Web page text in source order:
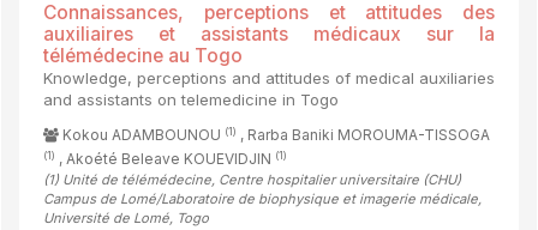
Connaissances, perceptions et attitudes des
auxiliaires et assistants médicaux sur la
télémédecine au Togo
Knowledge, perceptions and attitudes of medical auxiliaries
and assistants on telemedicine in Togo
Kokou ADAMBOUNOU (1) , Rarba Baniki MOROUMA-TISSOGA
(1) , Akoété Beleave KOUEVIDJIN (1)
(1) Unité de télémédecine, Centre hospitalier universitaire (CHU)
Campus de Lomé/Laboratoire de biophysique et imagerie médicale,
Université de Lomé, Togo